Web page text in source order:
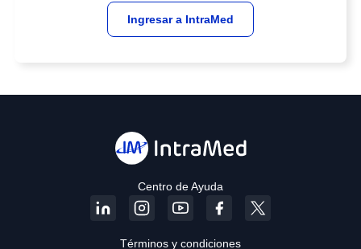
Ingresar a IntraMed
Centro de Ayuda
Términos y condiciones